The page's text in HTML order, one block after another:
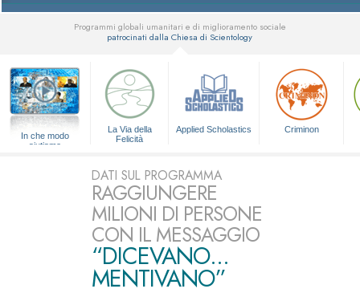
Programmi globali umanitari e di miglioramento sociale
patrocinati dalla Chiesa di Scientology
In che modo
aiutiamo
La Via della
Felicità
Applied Scholastics Criminon
DATI SUL PROGRAMMA
RAGGIUNGERE
MILIONI DI PERSONE
CON IL MESSAGGIO
“DICEVANO...
MENTIVANO”